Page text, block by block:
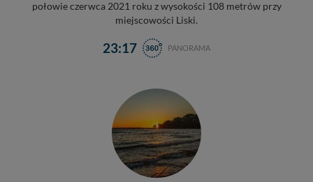
połowie czerwca 2021 roku z wysokości 108 metrów przy
miejscowości Liski.
23:17 PANORAMA